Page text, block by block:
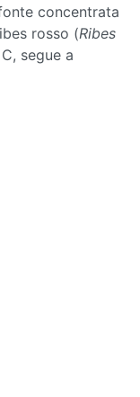
concentrata
rosso (Ribes
segue a